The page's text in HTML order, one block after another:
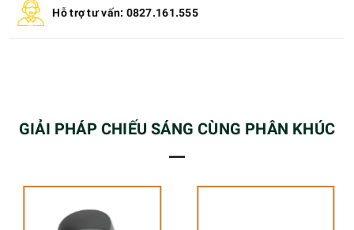
Hỗ trợ tư vấn: 0827.161.555
GIẢI PHÁP CHIẾU SÁNG CÙNG PHÂN KHÚC